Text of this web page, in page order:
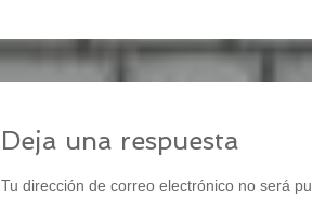
Deja una respuesta
Tu dirección de correo electrónico no será